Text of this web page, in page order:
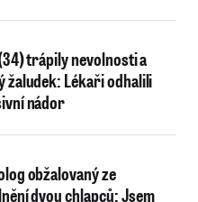
trápily nevolnosti a
žaludek: Lékaři odhalili
nádor
obžalovaný ze
dvou chlapců: Jsem